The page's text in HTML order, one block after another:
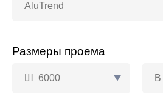
AluTrend
Размеры проема
Ш 6000 В